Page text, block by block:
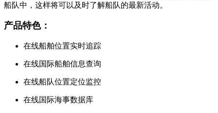
船队中，这样将可以及时了解船队的最新活动。
产品特色：
在线船舶位置实时追踪
在线国际船舶信息查询
在线船队位置定位监控
在线国际海事数据库